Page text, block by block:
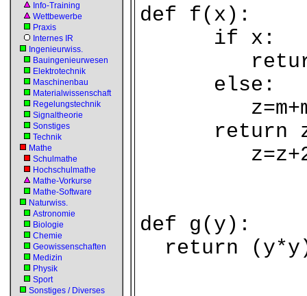
Info-Training
Wettbewerbe
Praxis
Internes IR
Ingenieurwiss.
Bauingenieurwesen
Elektrotechnik
Maschinenbau
Materialwissenschaft
Regelungstechnik
Signaltheorie
Sonstiges
Technik
Mathe
Schulmathe
Hochschulmathe
Mathe-Vorkurse
Mathe-Software
Naturwiss.
Astronomie
Biologie
Chemie
Geowissenschaften
Medizin
Physik
Sport
Sonstiges / Diverses
def f(x):
if x:
return
else:
return
def g(y):
return